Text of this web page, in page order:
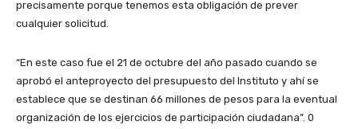
precisamente porque tenemos esta obligación de prever
cualquier solicitud.
“En este caso fue el 21 de octubre del año pasado cuando se
aprobó el anteproyecto del presupuesto del Instituto y ahí se
establece que se destinan 66 millones de pesos para la eventual
organización de los ejercicios de participación ciudadana”. 0